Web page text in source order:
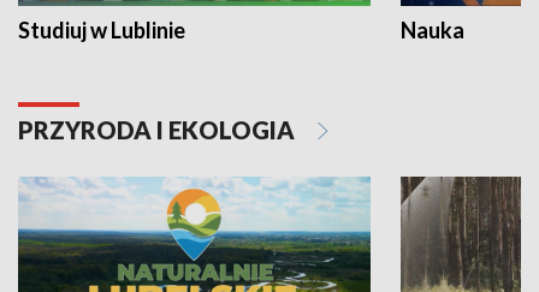
Studiuj w Lublinie Nauka
PRZYRODA I EKOLOGIA